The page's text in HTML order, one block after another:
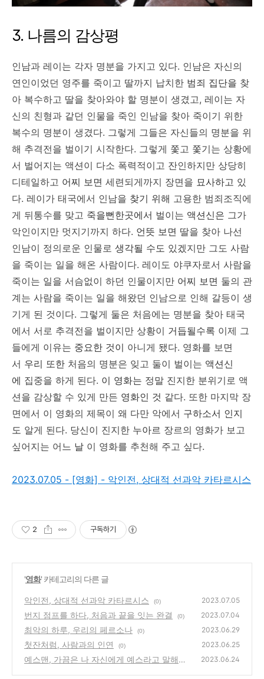
3. 나름의 감상평
인남과 레이는 각자 명분을 가지고 있다. 인남은 자신의
연인이었던 영주를 죽이고 딸까지 납치한 범죄 집단을 찾
아 복수하고 딸을 찾아와야 할 명분이 생겼고, 레이는 자
신의 친형과 같던 인물을 죽인 인남을 찾아 죽이기 위한
복수의 명분이 생겼다. 그렇게 그들은 자신들의 명분을 위
해 추격전을 벌이기 시작한다. 그렇게 쫓고 쫓기는 상황에
서 벌어지는 액션이 다소 폭력적이고 잔인하지만 상당히
디테일하고 어찌 보면 세련되게까지 장면을 묘사하고 있
다. 레이가 태국에서 인남을 찾기 위해 고용한 범죄조직에
게 뒤통수를 맞고 죽을뻔한곳에서 벌이는 액션신은 그가
악인이지만 멋지기까지 하다. 언뜻 보면 딸을 찾아 나선
인남이 정의로운 인물로 생각될 수도 있겠지만 그도 사람
을 죽이는 일을 해온 사람이다. 레이도 야쿠자로서 사람을
죽이는 일을 서슴없이 하던 인물이지만 어찌 보면 둘의 관
계는 사람을 죽이는 일을 해왔던 인남으로 인해 갈등이 생
기게 된 것이다. 그렇게 둘은 처음에는 명분을 찾아 태국
에서 서로 추격전을 벌이지만 상황이 거듭될수록 이제 그
들에게 이유는 중요한 것이 아니게 됐다. 영화를 보면
서 우리 또한 처음의 명분은 잊고 둘이 벌이는 액션신
에 집중을 하게 된다. 이 영화는 정말 진지한 분위기로 액
션을 감상할 수 있게 만든 영화인 것 같다. 또한 마지막 장
면에서 이 영화의 제목이 왜 다만 악에서 구하소서 인지
도 알게 된다. 당신이 진지한 누아르 장르의 영화가 보고
싶어지는 어 느 날 이 영화를 추천해 주고 싶다.
2023.07.05 - [영화] - 악인전, 상대적 선과악 카타르시스
2 구독하기
'영화' 카테고리의 다른 글
악인전, 상대적 선과악 카타르시스 (0) 2023.07.05
번지 점프를 하다, 처음과 끝을 잇는 완결 (0) 2023.07.04
최악의 하루, 우리의 페르소나 (0) 2023.06.29
첫잔처럼, 사람과의 인연 (0) 2023.06.25
예스맨, 가끔은 나 자신에게 예스라고 말해보
2023.06.24